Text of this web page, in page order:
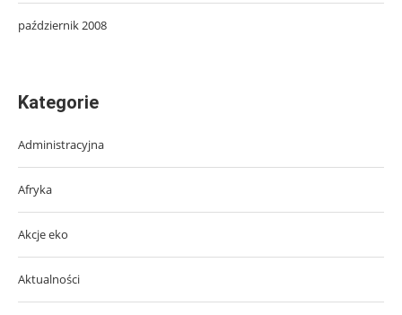
październik 2008
Kategorie
Administracyjna
Afryka
Akcje eko
Aktualności